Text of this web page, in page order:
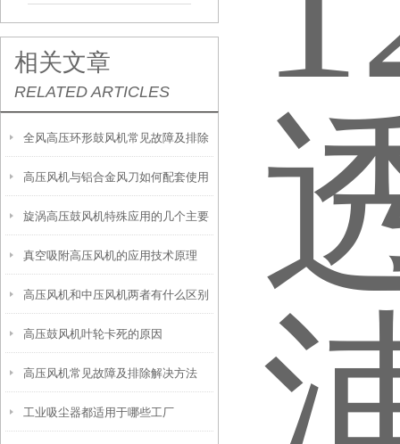
相关文章
RELATED ARTICLES
全风高压环形鼓风机常见故障及排除
方法
高压风机与铝合金风刀如何配套使用
旋涡高压鼓风机特殊应用的几个主要
行业
真空吸附高压风机的应用技术原理
高压风机和中压风机两者有什么区别
高压鼓风机叶轮卡死的原因
高压风机常见故障及排除解决方法
工业吸尘器都适用于哪些工厂